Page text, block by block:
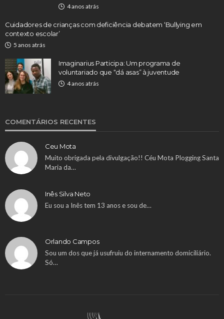
4 anos atrás
Cuidadores de crianças com deficiência debatem ‘Bullying em
contexto escolar’
5 anos atrás
Imaginarius Participa: Um programa de
voluntariado que “dá asas” à juventude
4 anos atrás
COMENTÁRIOS RECENTES
Ceu Mota
Muito obrigada pela divulgação!! Céu Mota Plogging Santa
Maria da…
Inês Silva Neto
Eu sou a Inês tem 13 anos e sou de…
Orlando Campos
Sou um dos que já usufruiu do internamento domiciliário.
Só…